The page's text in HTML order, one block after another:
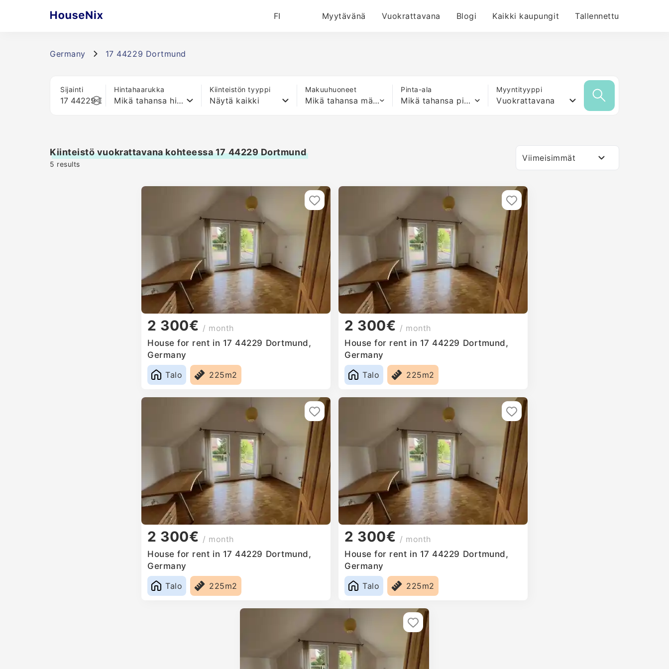
FI Myytävänä Vuokrattavana Blogi Kaikki kaupungit Tallennettu
Germany 17 44229 Dortmund
Sijainti Hintahaarukka
Mikä tahansa hinta
Kiinteistön tyyppi
Näytä kaikki
Makuuhuoneet
Mikä tahansa määrä sänkyjä
Pinta-ala
Mikä tahansa pinta-ala
Myyntityyppi
Vuokrattavana
Kiinteistö vuokrattavana kohteessa 17 44229 Dortmund
5 results
Viimeisimmät
2 300€ / month
House for rent in 17 44229 Dortmund,
Germany
Talo
225m2
2 300€ / month
House for rent in 17 44229 Dortmund,
Germany
Talo
225m2
2 300€ / month
House for rent in 17 44229 Dortmund,
Germany
Talo
225m2
2 300€ / month
House for rent in 17 44229 Dortmund,
Germany
Talo
225m2